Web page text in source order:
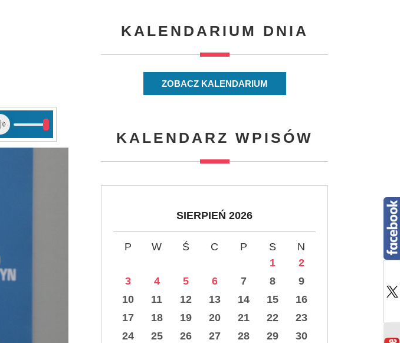
KALENDARIUM DNIA
ZOBACZ KALENDARIUM
KALENDARZ WPISÓW
SIERPIEŃ 2026
P W Ś C P S
N
1
2
3
4 5 6 7 8
9
10
11 12 13 14 15
16
17
18 19 20 21 22
23
24
25 26 27 28 29
30